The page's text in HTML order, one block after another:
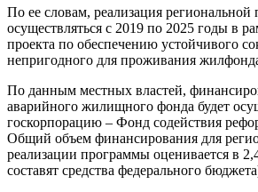
По ее словам, реализация региональной
осуществляться с 2019 по 2025 годы в
проекта по обеспечению устойчивого
непригодного для проживания
По данным местных властей,
аварийного жилищного фонда будет
госкорпорацию – Фонд содействия
Общий объем финансирования для
реализации программы оценивается в
составят средства федерального